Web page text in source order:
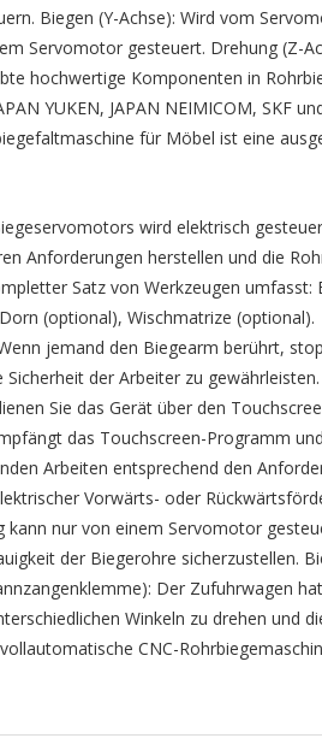
Biegen (Y-Achse): Wird vom
Servomotor gesteuert. Drehung (Z-
hochwertige Komponenten in
YUKEN, JAPAN NEIMICOM, SKF
für Möbel ist eine
wird elektrisch
Anforderungen herstellen und die
Satz von Werkzeugen
(optional), Wischmatrize (optional).
jemand den Biegearm berührt,
der Arbeiter zu gewährleisten.
Sie das Gerät über den
das Touchscreen-Programm
Arbeiten entsprechend den
Vorwärts- oder
kann nur von einem Servomotor
der Biegerohre sicherzustellen.
Der Zufuhrwagen
Winkeln zu drehen und
CNC-